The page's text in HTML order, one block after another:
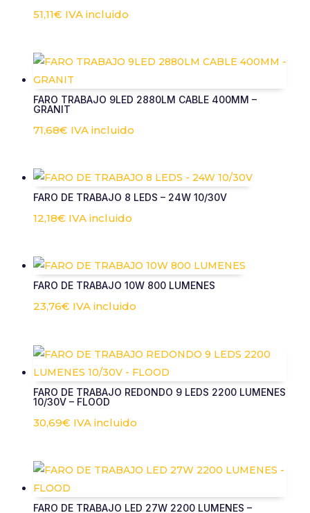
51,11€ IVA incluido
FARO TRABAJO 9LED 2880LM CABLE 400MM –
GRANIT
71,68€ IVA incluido
FARO DE TRABAJO 8 LEDS – 24W 10/30V
12,18€ IVA incluido
FARO DE TRABAJO 10W 800 LUMENES
23,76€ IVA incluido
FARO DE TRABAJO REDONDO 9 LEDS 2200 LUMENES
10/30V – FLOOD
30,69€ IVA incluido
FARO DE TRABAJO LED 27W 2200 LUMENES –